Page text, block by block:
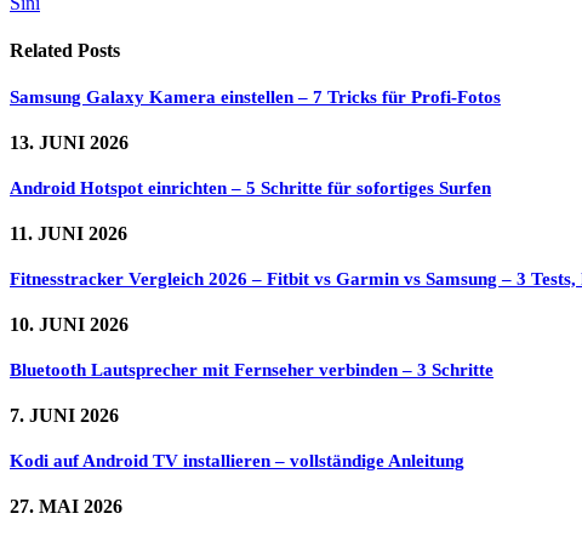
Related Posts
Samsung Galaxy Kamera einstellen – 7 Tricks für Profi-Fotos
13. JUNI 2026
Android Hotspot einrichten – 5 Schritte für sofortiges Surfen
11. JUNI 2026
Fitnesstracker Vergleich 2026 – Fitbit vs Garmin vs Samsung – 3
10. JUNI 2026
Bluetooth Lautsprecher mit Fernseher verbinden – 3 Schritte
7. JUNI 2026
Kodi auf Android TV installieren – vollständige Anleitung
27. MAI 2026